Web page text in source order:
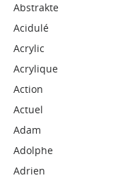
Abstrakte
Acidulé
Acrylic
Acrylique
Action
Actuel
Adam
Adolphe
Adrien